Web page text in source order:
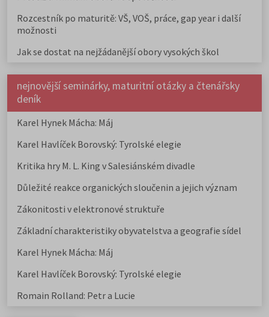
Rozcestník po maturitě: VŠ, VOŠ, práce, gap year i další
možnosti
Jak se dostat na nejžádanější obory vysokých škol
nejnovější seminárky, maturitní otázky a čtenářsky
deník
Karel Hynek Mácha: Máj
Karel Havlíček Borovský: Tyrolské elegie
Kritika hry M. L. King v Salesiánském divadle
Důležité reakce organických sloučenin a jejich význam
Zákonitosti v elektronové struktuře
Základní charakteristiky obyvatelstva a geografie sídel
Karel Hynek Mácha: Máj
Karel Havlíček Borovský: Tyrolské elegie
Romain Rolland: Petr a Lucie